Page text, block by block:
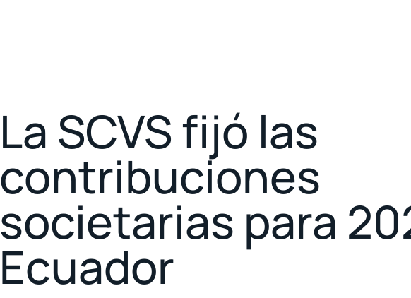
La SCVS fijó las
contribuciones
societarias para
Ecuador